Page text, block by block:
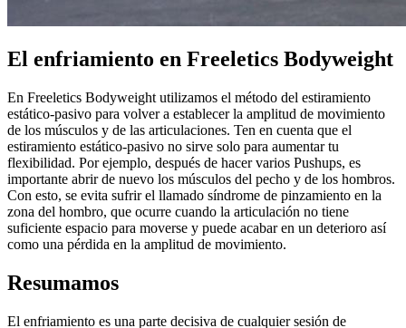
El enfriamiento en Freeletics Bodyweight
En Freeletics Bodyweight utilizamos el método del estiramiento
estático-pasivo para volver a establecer la amplitud de movimiento
de los músculos y de las articulaciones. Ten en cuenta que el
estiramiento estático-pasivo no sirve solo para aumentar tu
flexibilidad. Por ejemplo, después de hacer varios Pushups, es
importante abrir de nuevo los músculos del pecho y de los hombros.
Con esto, se evita sufrir el llamado síndrome de pinzamiento en la
zona del hombro, que ocurre cuando la articulación no tiene
suficiente espacio para moverse y puede acabar en un deterioro así
como una pérdida en la amplitud de movimiento.
Resumamos
El enfriamiento es una parte decisiva de cualquier sesión de